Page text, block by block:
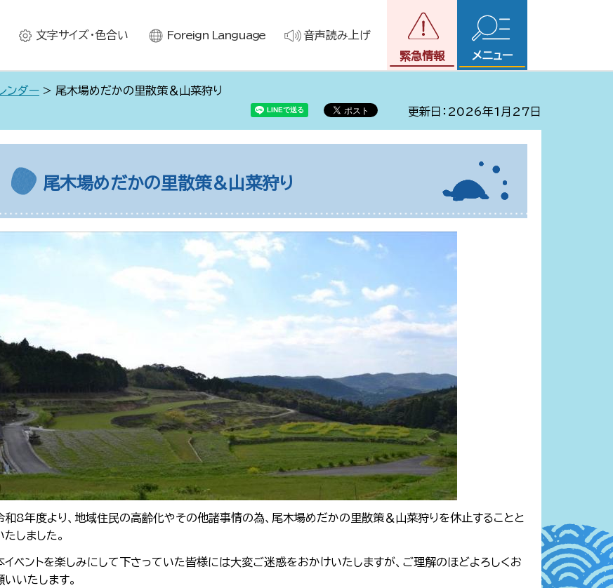
文字サイズ・色合い Foreign Language
音声読み上げ
緊急情報
メニュー
ンダー > 尾木場めだかの里散策＆山菜狩り
更新日：2026年1月27日
尾木場めだかの里散策＆山菜狩り
和8年度より、地域住民の高齢化やその他諸事情の為、尾木場めだかの里散策＆山菜狩りを休止することと
たしました。
イベントを楽しみにして下さっていた皆様には大変ご迷惑をおかけいたしますが、ご理解のほどよろしくお
いいたします。